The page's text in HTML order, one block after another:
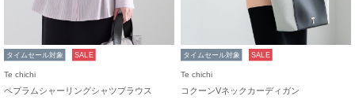
タイムセール対象 SALE
Te chichi
ペプラムシャーリングシャツブラウス
タイムセール対象 SALE
Te chichi
コクーンVネックカーディガン